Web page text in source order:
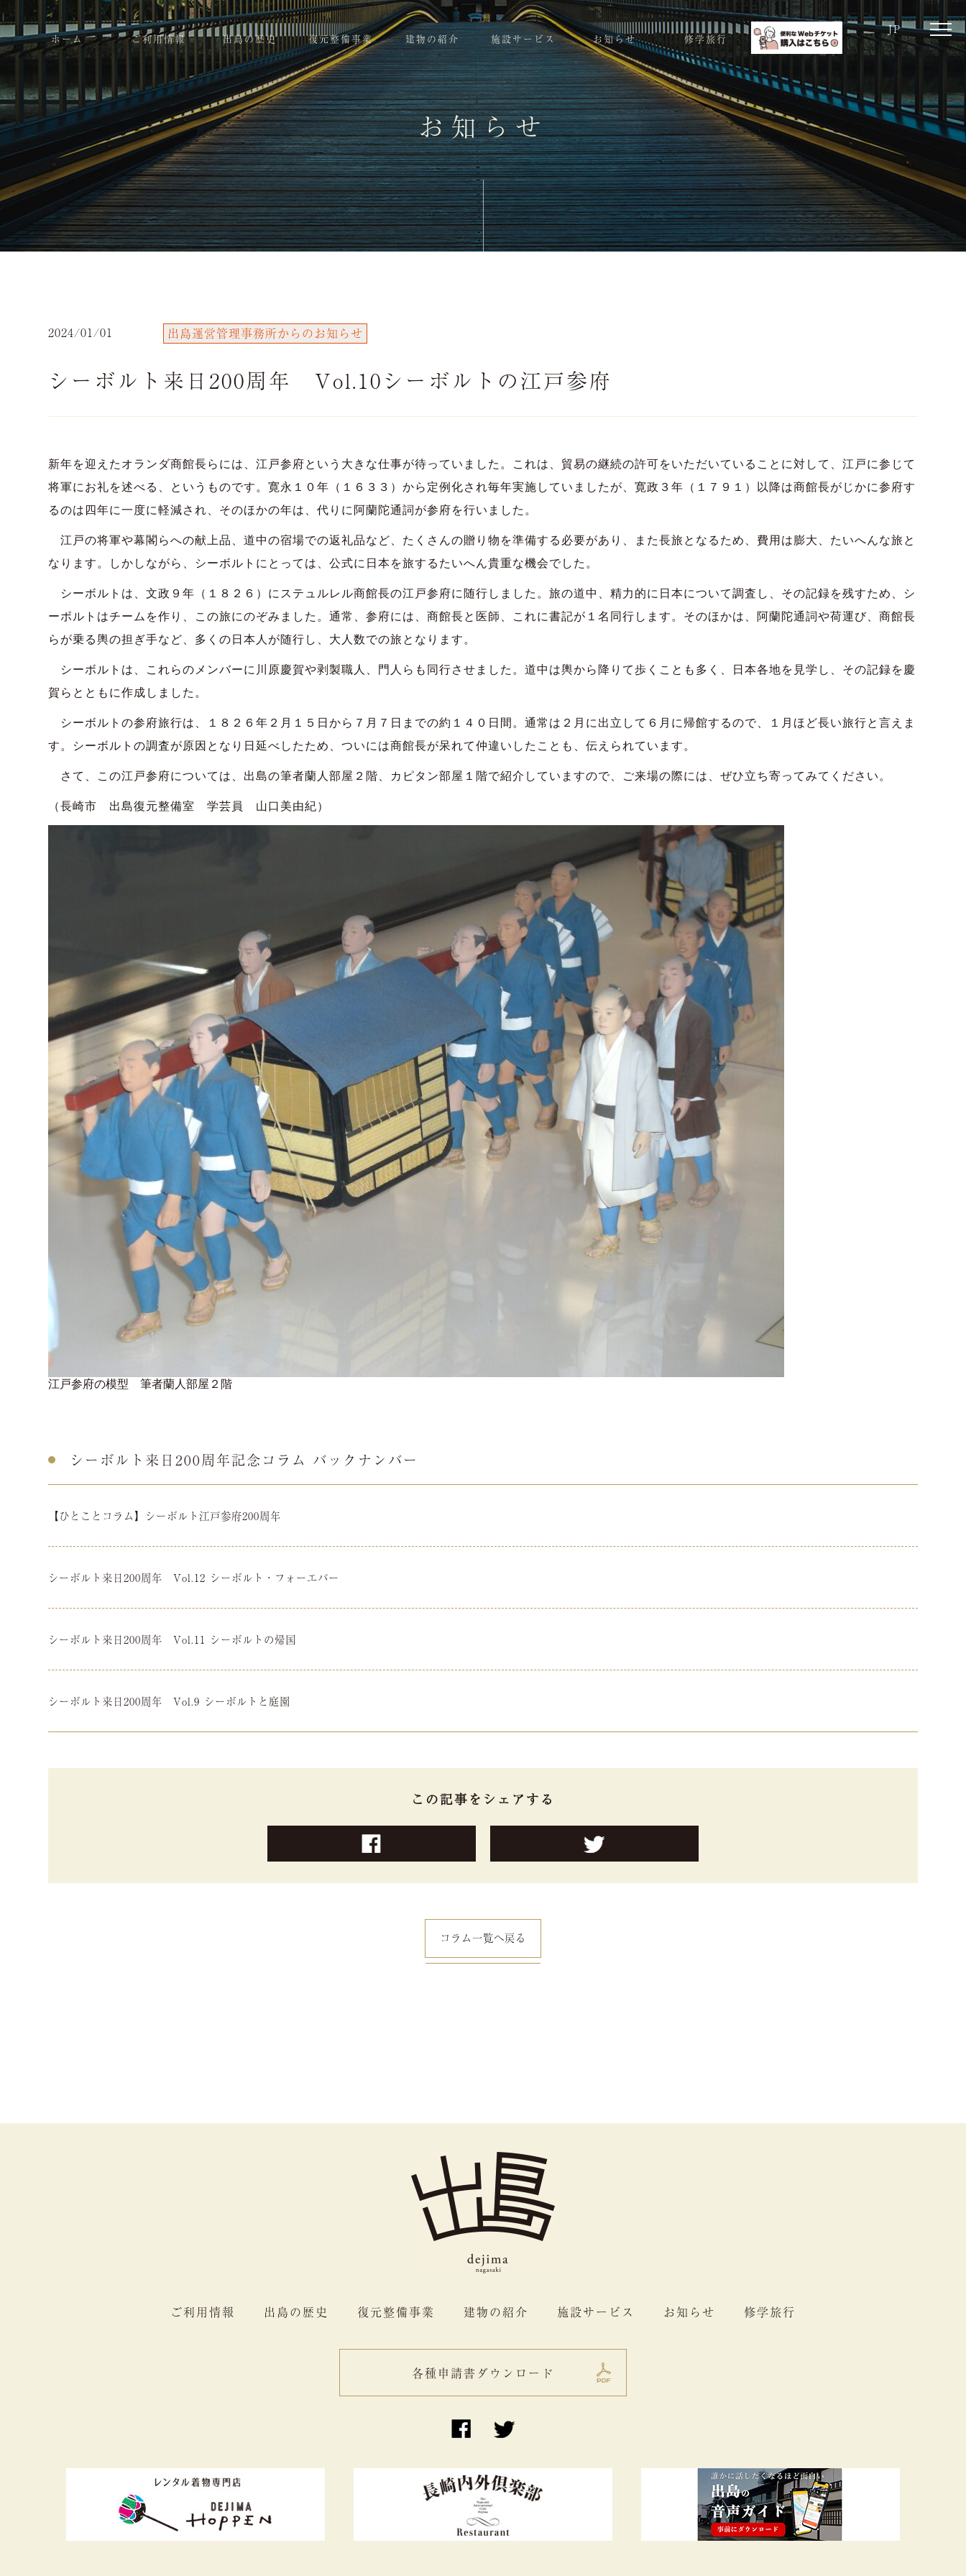
ホーム ご利用情報 出島の歴史 復元整備事業 建物の紹介 施設サービス お知らせ 修学旅行
JP
toggle
お知らせ
2024/01/01 出島運営管理事務所からのお知らせ
シーボルト来日200周年 Vol.10シーボルトの江戸参府
新年を迎えたオランダ商館長らには、江戸参府という大きな仕事が待っていました。これは、貿易の継続の許可をいただいていることに対して、江戸に参じて
将軍にお礼を述べる、というものです。寛永１０年（１６３３）から定例化され毎年実施していましたが、寛政３年（１７９１）以降は商館長がじかに参府す
るのは四年に一度に軽減され、そのほかの年は、代りに阿蘭陀通詞が参府を行いました。
江戸の将軍や幕閣らへの献上品、道中の宿場での返礼品など、たくさんの贈り物を準備する必要があり、また長旅となるため、費用は膨大、たいへんな旅と
なります。しかしながら、シーボルトにとっては、公式に日本を旅するたいへん貴重な機会でした。
シーボルトは、文政９年（１８２６）にステュルレル商館長の江戸参府に随行しました。旅の道中、精力的に日本について調査し、その記録を残すため、シ
ーボルトはチームを作り、この旅にのぞみました。通常、参府には、商館長と医師、これに書記が１名同行します。そのほかは、阿蘭陀通詞や荷運び、商館長
らが乗る輿の担ぎ手など、多くの日本人が随行し、大人数での旅となります。
シーボルトは、これらのメンバーに川原慶賀や剥製職人、門人らも同行させました。道中は輿から降りて歩くことも多く、日本各地を見学し、その記録を慶
賀らとともに作成しました。
シーボルトの参府旅行は、１８２６年２月１５日から７月７日までの約１４０日間。通常は２月に出立して６月に帰館するので、１月ほど長い旅行と言えま
す。シーボルトの調査が原因となり日延べしたため、ついには商館長が呆れて仲違いしたことも、伝えられています。
さて、この江戸参府については、出島の筆者蘭人部屋２階、カピタン部屋１階で紹介していますので、ご来場の際には、ぜひ立ち寄ってみてください。
（長崎市 出島復元整備室 学芸員 山口美由紀）
江戸参府の模型 筆者蘭人部屋２階
シーボルト来日200周年記念コラム バックナンバー
【ひとことコラム】シーボルト江戸参府200周年
シーボルト来日200周年 Vol.12 シーボルト・フォーエバー
シーボルト来日200周年 Vol.11 シーボルトの帰国
シーボルト来日200周年 Vol.9 シーボルトと庭園
この記事をシェアする
コラム一覧へ戻る
ご利用情報 出島の歴史 復元整備事業 建物の紹介 施設サービス お知らせ 修学旅行
各種申請書ダウンロード